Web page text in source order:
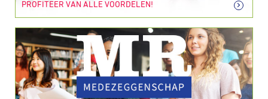
PROFITEER VAN ALLE VOORDELEN!